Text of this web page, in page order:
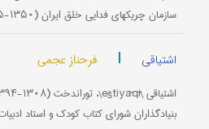
سازمان چریکهای فدایی خلق ایران (۱۳۵۰-۱۳۵۵ ش).
اشتیاقی | فرحناز عجمی
بنیادگذاران شورای کتاب کودک و استاد